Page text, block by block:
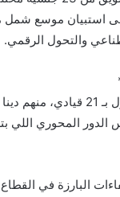
والتحول الرقمي.
وجاءت مصر في صدارة
الدور المحوري اللي
البارزة في